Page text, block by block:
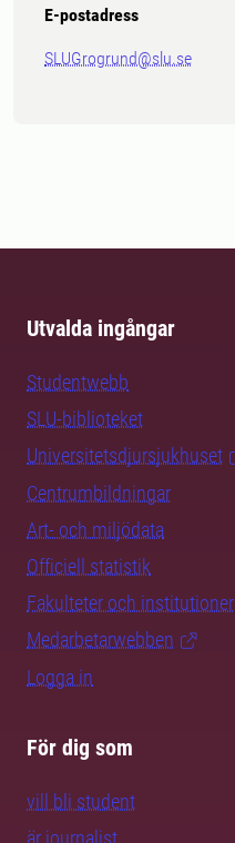
E-postadress
SLUGrogrund@slu.se
Utvalda ingångar
Studentwebb
SLU-biblioteket
Universitetsdjursjukhuset
Centrumbildningar
Art- och miljödata
Officiell statistik
Fakulteter och institutioner
Medarbetarwebben
Logga in
För dig som
vill bli student
är journalist